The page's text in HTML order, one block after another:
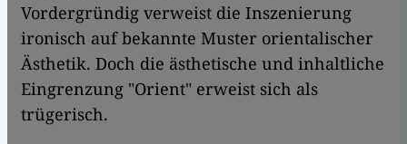
Vordergründig verweist die Inszenierung
ironisch auf bekannte Muster orientalischer
Ästhetik. Doch die ästhetische und inhaltliche
Eingrenzung "Orient" erweist sich als
trügerisch.